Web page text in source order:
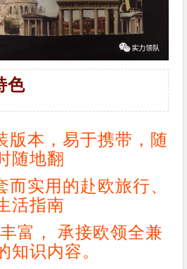
色
版本，易于携带，随
随地翻
而实用的赴欧旅行、
活指南
富， 承接欧领全兼
知识内容。